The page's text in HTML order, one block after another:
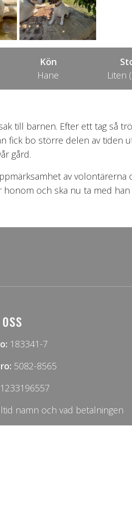
Kön
Hane
Liten
till barnen. Efter ett tag så
fick bo större delen av tiden
gård.
av
och ska nu ta med
183341-7
5082-8565
1233196557
namn och vad betalningen